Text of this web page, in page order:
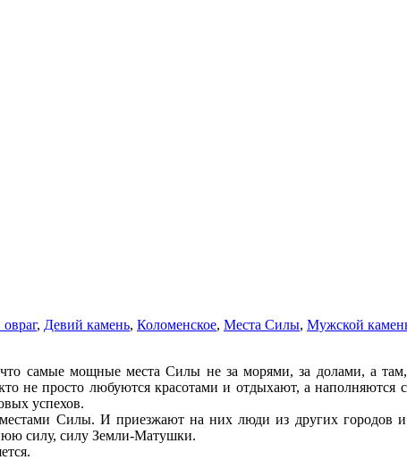
, Девий камень, Коломенское, Места Силы, Мужской
самые мощные места Силы не за морями, за долами, а там,
не просто любуются красотами и отдыхают, а
успехов.
Силы. И приезжают на них люди из других городов и
силу, силу Земли-Матушки.